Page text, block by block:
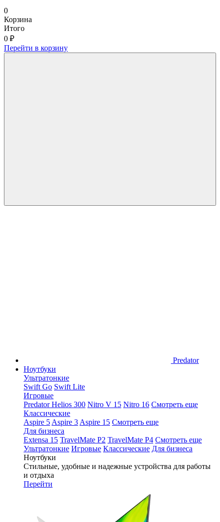
0
Корзина
Итого
0 ₽
Перейти в корзину
Predator
Ноутбуки
Ультратонкие
Swift Go Swift Lite
Игровые
Predator Helios 300 Nitro V 15 Nitro 16 Смотреть еще
Классические
Aspire 5 Aspire 3 Aspire 15 Смотреть еще
Для бизнеса
Extensa 15 TravelMate P2 TravelMate P4 Смотреть еще
Ультратонкие Игровые Классические Для бизнеса
Ноутбуки
Стильные, удобные и надежные устройства для работы
и отдыха
Перейти